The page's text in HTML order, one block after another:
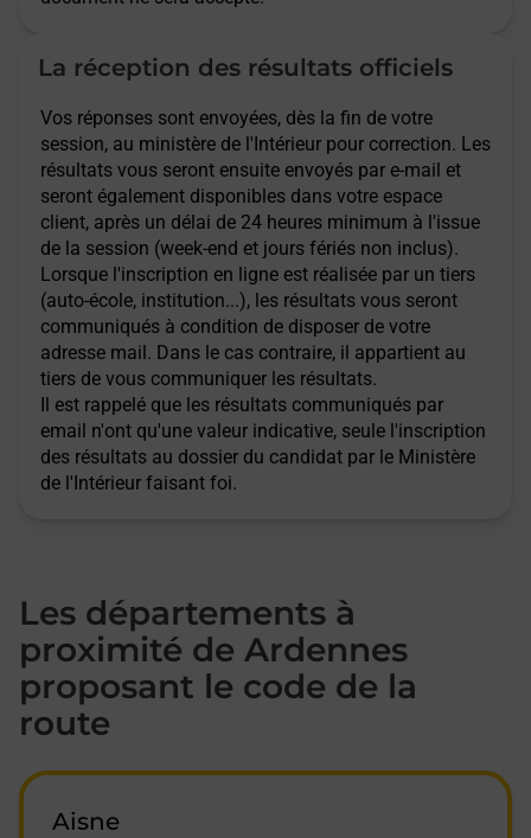
La réception des résultats officiels
Vos réponses sont envoyées, dès la fin de votre
session, au ministère de l'Intérieur pour correction. Les
résultats vous seront ensuite envoyés par e-mail et
seront également disponibles dans votre espace
client, après un délai de 24 heures minimum à l'issue
de la session (week-end et jours fériés non inclus).
Lorsque l'inscription en ligne est réalisée par un tiers
(auto-école, institution...), les résultats vous seront
communiqués à condition de disposer de votre
adresse mail. Dans le cas contraire, il appartient au
tiers de vous communiquer les résultats.
Il est rappelé que les résultats communiqués par
email n'ont qu'une valeur indicative, seule l'inscription
des résultats au dossier du candidat par le Ministère
de l'Intérieur faisant foi.
Les départements à
proximité de Ardennes
proposant le code de la
route
Aisne